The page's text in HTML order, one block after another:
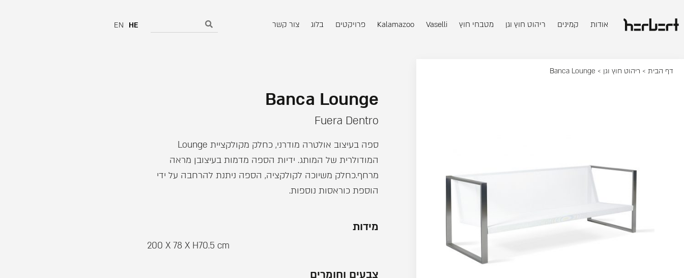
אודות קמינים ריהוט חוץ וגן מטבחי חוץ Vaselli
Kalamazoo פרויקטים בלוג צור קשר HE
EN
דף הבית > ריהוט חוץ וגן > Banca Lounge
Banca Lounge
Fuera Dentro
ספה בעיצוב אולטרה מודרני, כחלק מקולקציית Lounge
המודולרית של המותג. ידיות הספה מדמות בעיצובן מראה
מרחף.כחלק משיוכה לקולקציה, הספה ניתנת להרחבה על ידי
הוספת כוראסות נוספות.
מידות
200 X 78 X H70.5 cm
צבעים וחומרים